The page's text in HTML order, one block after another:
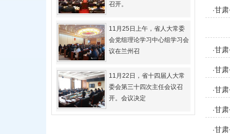
召开。
11月25日上午，省人大常委
会党组理论学习中心组学习会
议在兰州召
11月22日，省十四届人大常
委会第三十四次主任会议召
开。会议决定
·甘
·甘
·甘
·甘
·甘
·甘